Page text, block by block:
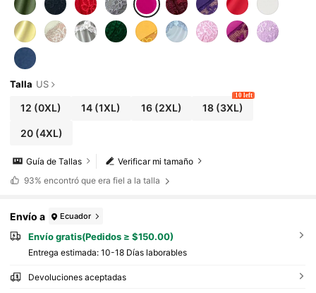
Talla US
12 (0XL) 14 (1XL) 16(2XL) 18(3XL)
10 left
20(4XL)
Verificar mi tamaño
Guía de Tallas
93% encontró que era fiel a la talla
Envío a Ecuador
Envío gratis(Pedidos ≥ $150.00)
Entrega estimada: 10-18 Días laborables
Devoluciones aceptadas